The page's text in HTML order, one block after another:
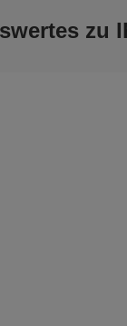
zu